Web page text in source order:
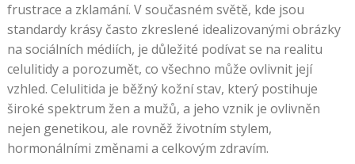
frustrace a zklamání. V současném světě, kde jsou
standardy krásy často zkreslené idealizovanými obrázky
na sociálních médiích, je důležité podívat se na realitu
celulitidy a porozumět, co všechno může ovlivnit její
vzhled. Celulitida je běžný kožní stav, který postihuje
široké spektrum žen a mužů, a jeho vznik je ovlivněn
nejen genetikou, ale rovněž životním stylem,
hormonálními změnami a celkovým zdravím.